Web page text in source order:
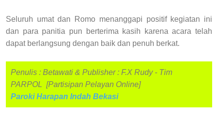
Seluruh umat dan Romo menanggapi positif kegiatan ini
dan para panitia pun berterima kasih karena acara telah
dapat berlangsung dengan baik dan penuh berkat.
Penulis : Betawati & Publisher : F.X Rudy - Tim
PARPOL [Partisipan Pelayan Online]
Paroki Harapan Indah Bekasi